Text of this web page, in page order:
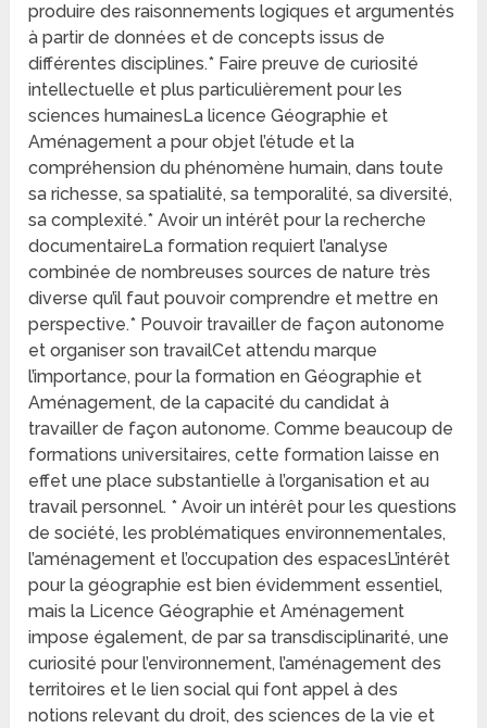
produire des raisonnements logiques et argumentés
à partir de données et de concepts issus de
différentes disciplines.* Faire preuve de curiosité
intellectuelle et plus particulièrement pour les
sciences humainesLa licence Géographie et
Aménagement a pour objet l’étude et la
compréhension du phénomène humain, dans toute
sa richesse, sa spatialité, sa temporalité, sa diversité,
sa complexité.* Avoir un intérêt pour la recherche
documentaireLa formation requiert l’analyse
combinée de nombreuses sources de nature très
diverse qu’il faut pouvoir comprendre et mettre en
perspective.* Pouvoir travailler de façon autonome
et organiser son travailCet attendu marque
l’importance, pour la formation en Géographie et
Aménagement, de la capacité du candidat à
travailler de façon autonome. Comme beaucoup de
formations universitaires, cette formation laisse en
effet une place substantielle à l’organisation et au
travail personnel. * Avoir un intérêt pour les questions
de société, les problématiques environnementales,
l’aménagement et l’occupation des espacesL’intérêt
pour la géographie est bien évidemment essentiel,
mais la Licence Géographie et Aménagement
impose également, de par sa transdisciplinarité, une
curiosité pour l’environnement, l’aménagement des
territoires et le lien social qui font appel à des
notions relevant du droit, des sciences de la vie et